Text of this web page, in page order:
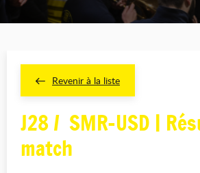
Revenir à la liste
J28 / SMR-USD |
match